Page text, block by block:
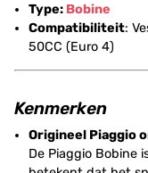
Type: Bobine
Compatibiliteit:
50CC (Euro 4)
Kenmerken
Origineel Piaggio
De Piaggio Bobine